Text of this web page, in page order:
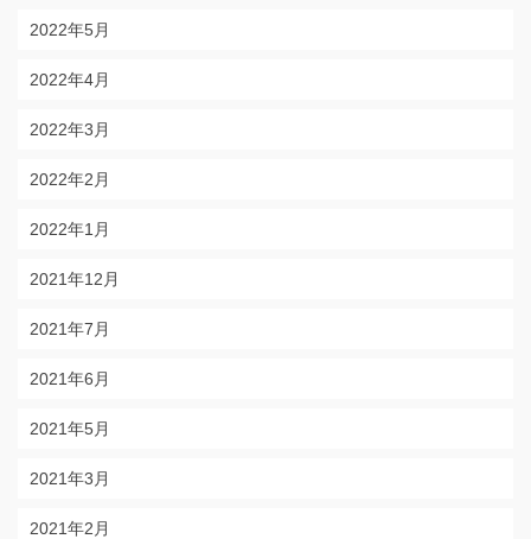
2022年5月
2022年4月
2022年3月
2022年2月
2022年1月
2021年12月
2021年7月
2021年6月
2021年5月
2021年3月
2021年2月